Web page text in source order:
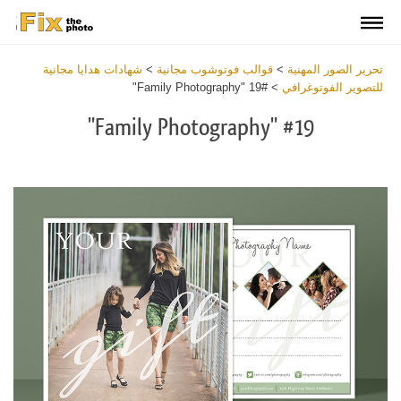
تحرير الصور المهنية > قوالب فوتوشوب مجانية > شهادات هدايا مجانية
للتصوير الفوتوغرافي >
#19 "Family Photography"
#19 "Family Photography"
variable
fixthephoto.com/live/includes/functions/newpl_windowsClass.php
Warning
Trying